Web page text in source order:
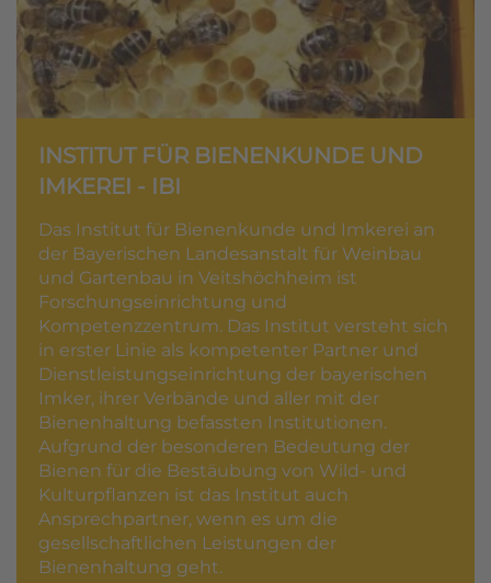
INSTITUT FÜR BIENENKUNDE UND
IMKEREI - IBI
Das Institut für Bienenkunde und Imkerei an
der Bayerischen Landesanstalt für Weinbau
und Gartenbau in Veitshöchheim ist
Forschungseinrichtung und
Kompetenzzentrum. Das Institut versteht sich
in erster Linie als kompetenter Partner und
Dienstleistungseinrichtung der bayerischen
Imker, ihrer Verbände und aller mit der
Bienenhaltung befassten Institutionen.
Aufgrund der besonderen Bedeutung der
Bienen für die Bestäubung von Wild- und
Kulturpflanzen ist das Institut auch
Ansprechpartner, wenn es um die
gesellschaftlichen Leistungen der
Bienenhaltung geht.